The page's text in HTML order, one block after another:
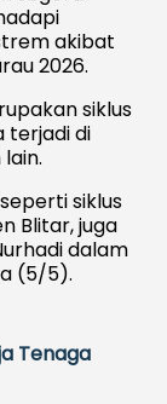
akibat
2026.
siklus
terjadi di
siklus
Blitar, juga
dalam
(5/5).
Tenaga